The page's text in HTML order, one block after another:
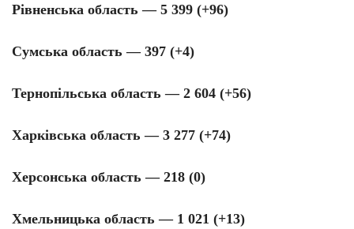
Рівненська область — 5 399 (+96)
Сумська область — 397 (+4)
Тернопільська область — 2 604 (+56)
Харківська область — 3 277 (+74)
Херсонська область — 218 (0)
Хмельницька область — 1 021 (+13)